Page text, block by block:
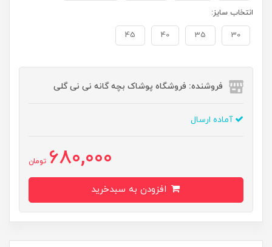
انتخاب سایز:
30
35
40
45
فروشنده: فروشگاه پوشاک بچه گانه نی نی گلی
آماده ارسال
680,000 تومان